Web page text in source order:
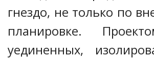
гнездо, не только по
планировке.
уединенных,